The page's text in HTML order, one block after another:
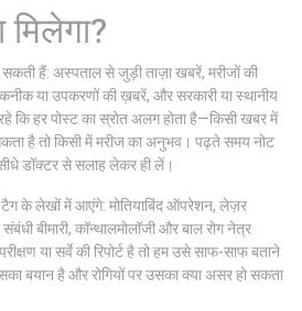
हैं: अस्पताल से जुड़ी ताज़ा खबरें, मरीजों की
या उपकरणों की ख़बरें, और सरकारी या स्थानीय
कि हर पोस्ट का स्रोत अलग होता है—किसी खबर में
है तो किसी में मरीज का अनुभव। पढ़ते समय नोट
डॉक्टर से सलाह लेकर ही लें।
के लेखों में आएंगे: मोतियाबिंद ऑपरेशन, लेज़र
बीमारी, कॉन्थालमोलॉजी और बाल रोग नेत्र
या सर्वे की रिपोर्ट है तो हम उसे साफ-साफ बताने
बयान है और रोगियों पर उसका क्या असर हो सकता